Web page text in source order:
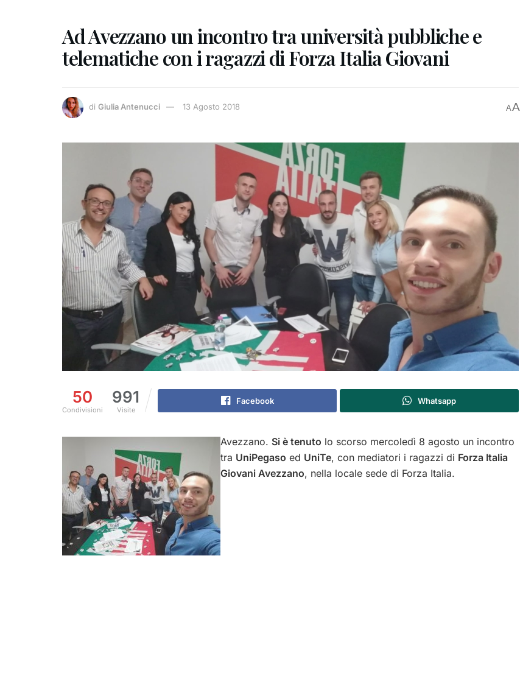
Ad Avezzano un incontro tra università pubbliche e
telematiche con i ragazzi di Forza Italia Giovani
di Giulia Antenucci 13 Agosto 2018 AA
50
Condivisioni
991
Visite
Facebook Whatsapp
Avezzano. Si è tenuto lo scorso mercoledì 8 agosto un incontro
tra UniPegaso ed UniTe, con mediatori i ragazzi di Forza Italia
Giovani Avezzano, nella locale sede di Forza Italia.